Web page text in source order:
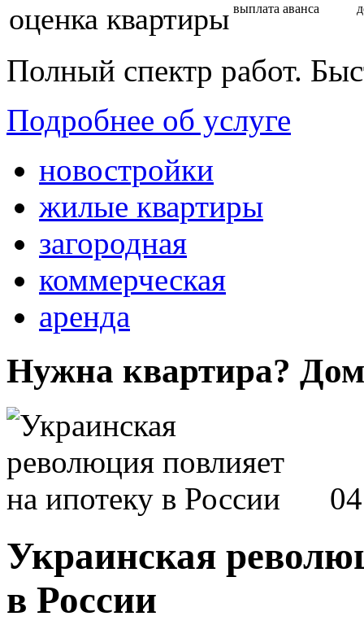
оценка квартиры выплата аванса
Полный спектр работ.
Подробнее об услуге
новостройки
жилые квартиры
загородная
коммерческая
аренда
Нужна квартира?
Украинская
в России